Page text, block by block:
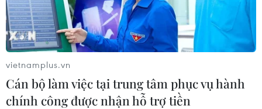
#Bóng đá #Đội tuyển Malaysia
#Nội các Malaysia
vietnamplus.vn
Cán bộ làm việc tại trung tâm phục vụ hành
chính công được nhận hỗ trợ tiền